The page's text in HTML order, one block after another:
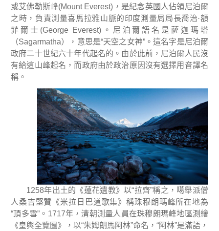
或艾佛勒斯峰(Mount Everest) ，是紀念英國人佔領尼泊爾
之時，負責測量喜馬拉雅山脈的印度測量局局長喬治·額
菲爾士 (George Everest)。尼泊爾語名是薩迦瑪塔
（Sagarmatha），意思是“天空之女神”。這名字是尼泊爾
政府二十世紀六十年代起名的。由於此前，尼泊爾人民沒
有給這山峰起名，而政府由於政治原因沒有選擇用音譯名
稱。
1258年出土的《蓮花遺教》以“拉齊”稱之，噶舉派僧
人桑吉堅贊《米拉日巴道歌集》稱珠穆朗瑪峰所在地為
“ 頂多雪” 。 1717年，清朝測量人員在珠穆朗瑪峰地區測繪
《皇輿全覽圖》，以“朱姆朗馬阿林”命名， “阿林”是滿語，